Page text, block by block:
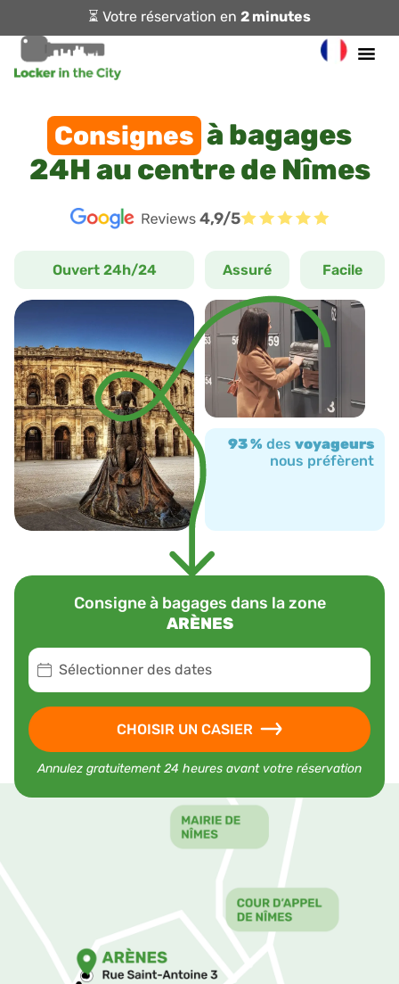
⏳ Votre réservation en 2 minutes
Consignes à bagages
24H au centre de Nîmes
4,9/5
93 % des voyageurs
nous préfèrent
Assuré Facile
Ouvert 24h/24
Consigne à bagages dans la zone
ARÈNES
Sélectionner des dates
CHOISIR UN CASIER
Annulez gratuitement 24 heures avant votre réservation